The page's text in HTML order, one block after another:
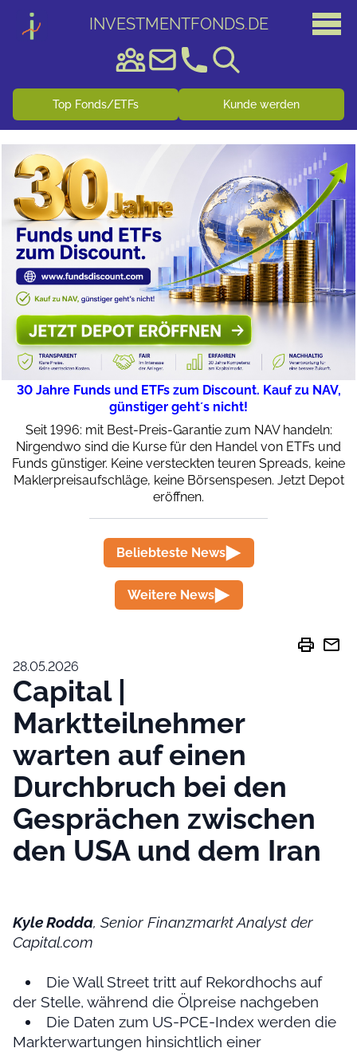
INVESTMENTFONDS.DE
Top Fonds/ETFs Kunde werden
30 Jahre Funds und ETFs zum Discount. Kauf zu NAV,
günstiger geht´s nicht!
Seit 1996: mit Best-Preis-Garantie zum NAV handeln:
Nirgendwo sind die Kurse für den Handel von ETFs und
Funds günstiger. Keine versteckten teuren Spreads, keine
Maklerpreisaufschläge, keine Börsenspesen. Jetzt Depot
eröffnen.
Beliebteste News
Weitere News
print mail
28.05.2026
Capital |
Marktteilnehmer
warten auf einen
Durchbruch bei den
Gesprächen zwischen
den USA und dem Iran
Kyle Rodda, Senior Finanzmarkt Analyst der
Capital.com
Die Wall Street tritt auf Rekordhochs auf
der Stelle, während die Ölpreise nachgeben
Die Daten zum US-PCE-Index werden die
Markterwartungen hinsichtlich einer